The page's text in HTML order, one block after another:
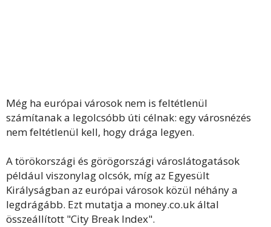
Még ha európai városok nem is feltétlenül
számítanak a legolcsóbb úti célnak: egy városnézés
nem feltétlenül kell, hogy drága legyen.
A törökországi és görögországi városlátogatások
például viszonylag olcsók, míg az Egyesült
Királyságban az európai városok közül néhány a
legdrágább. Ezt mutatja a money.co.ukáltal
összeállított "City Break Index".